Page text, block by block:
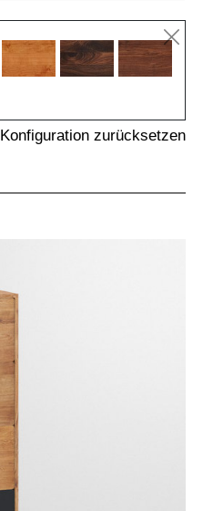
Konfiguration zurücksetzen